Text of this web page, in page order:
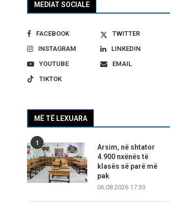
MEDIAT SOCIALE
FACEBOOK
TWITTER
INSTAGRAM
LINKEDIN
YOUTUBE
EMAIL
TIKTOK
MË TË LEXUARA
1
Arsim, në shtator
4.900 nxënës të
klasës së parë më
pak
06.08.2026 17:33